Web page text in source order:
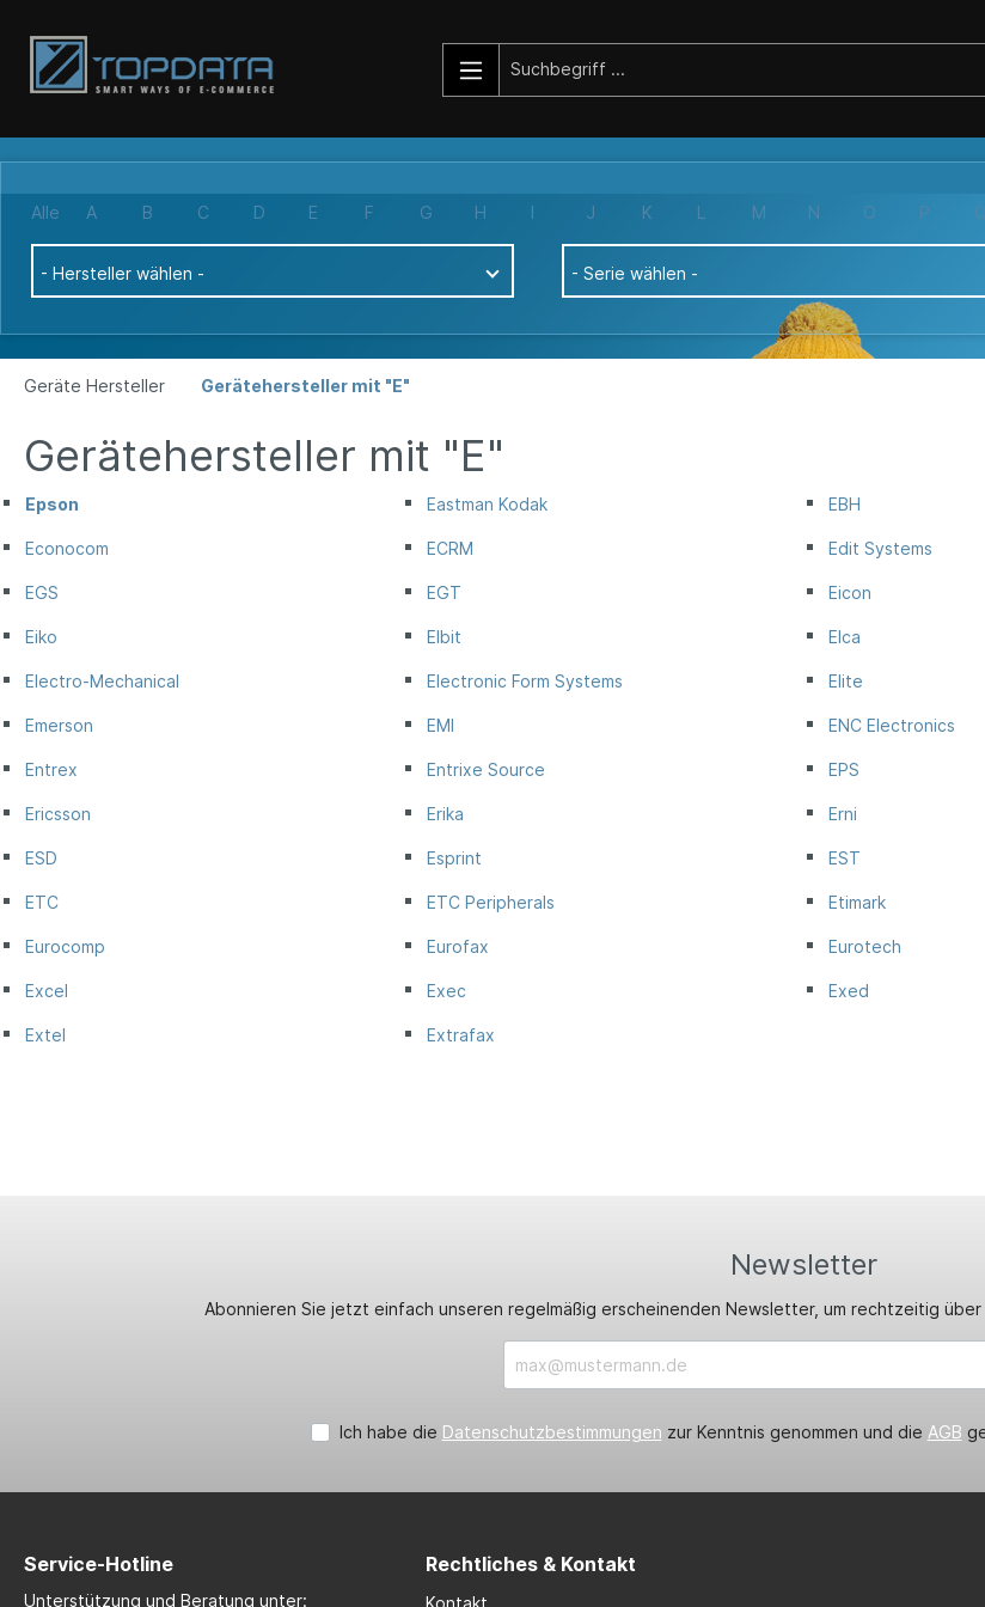
Alle A B C D E F G H I J K L M N O P Q
- Hersteller wählen - - Serie wählen -
Geräte Hersteller Gerätehersteller mit "E"
Gerätehersteller mit "E"
Epson Eastman Kodak EBH
Econocom ECRM Edit Systems
EGS EGT Eicon
Eiko Elbit Elca
Electro-Mechanical Electronic Form Systems Elite
Emerson EMI ENC Electronics
Entrex Entrixe Source EPS
Ericsson Erika Erni
ESD Esprint EST
ETC ETC Peripherals Etimark
Eurocomp Eurofax Eurotech
Excel Exec Exed
Extel Extrafax
Newsletter
Abonnieren Sie jetzt einfach unseren regelmäßig erscheinenden Newsletter, um rechtzeitig
Ich habe die Datenschutzbestimmungen zur Kenntnis genommen und die AGB
Service-Hotline
Unterstützung und Beratung unter:
Rechtliches & Kontakt